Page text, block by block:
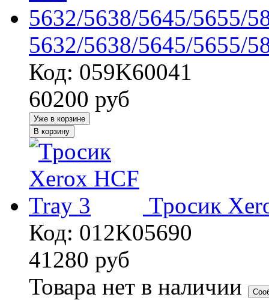
5632/5638/5645/5655/
Код: 059K60041
60200 руб
Уже в корзине
В корзину
Тросик
Код: 012K05690
41280 руб
Товара нет в наличии